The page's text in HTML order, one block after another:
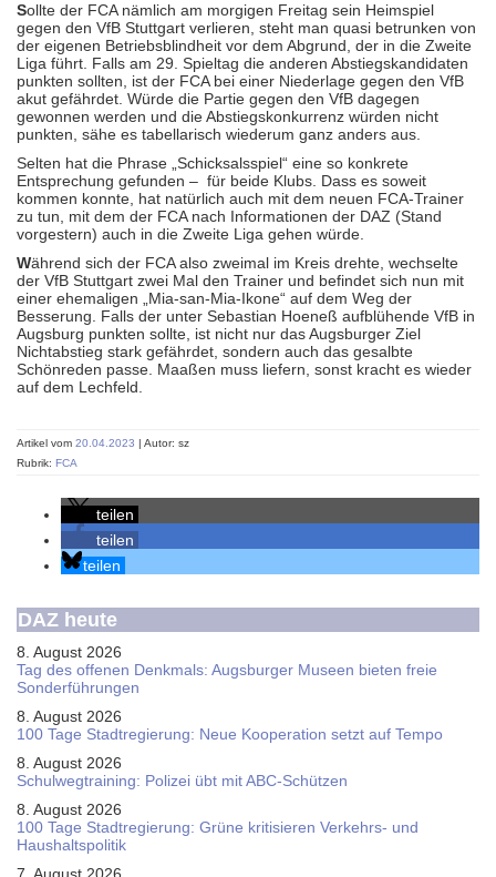
Sollte der FCA nämlich am morgigen Freitag sein Heimspiel
gegen den VfB Stuttgart verlieren, steht man quasi betrunken von
der eigenen Betriebsblindheit vor dem Abgrund, der in die Zweite
Liga führt. Falls am 29. Spieltag die anderen Abstiegskandidaten
punkten sollten, ist der FCA bei einer Niederlage gegen den VfB
akut gefährdet. Würde die Partie gegen den VfB dagegen
gewonnen werden und die Abstiegskonkurrenz würden nicht
punkten, sähe es tabellarisch wiederum ganz anders aus.
Selten hat die Phrase „Schicksalsspiel“ eine so konkrete
Entsprechung gefunden – für beide Klubs. Dass es soweit
kommen konnte, hat natürlich auch mit dem neuen FCA-Trainer
zu tun, mit dem der FCA nach Informationen der DAZ (Stand
vorgestern) auch in die Zweite Liga gehen würde.
Während sich der FCA also zweimal im Kreis drehte, wechselte
der VfB Stuttgart zwei Mal den Trainer und befindet sich nun mit
einer ehemaligen „Mia-san-Mia-Ikone“ auf dem Weg der
Besserung. Falls der unter Sebastian Hoeneß aufblühende VfB in
Augsburg punkten sollte, ist nicht nur das Augsburger Ziel
Nichtabstieg stark gefährdet, sondern auch das gesalbte
Schönreden passe. Maaßen muss liefern, sonst kracht es wieder
auf dem Lechfeld.
Artikel vom 20.04.2023 | Autor: sz
Rubrik: FCA
teilen
teilen
teilen
DAZ heute
8. August 2026
Tag des offenen Denkmals: Augsburger Museen bieten freie
Sonderführungen
8. August 2026
100 Tage Stadtregierung: Neue Kooperation setzt auf Tempo
8. August 2026
Schul­weg­trai­ning: Poli­zei übt mit ABC-Schüt­zen
8. August 2026
100 Tage Stadtregierung: Grüne kritisieren Verkehrs- und
Haushaltspolitik